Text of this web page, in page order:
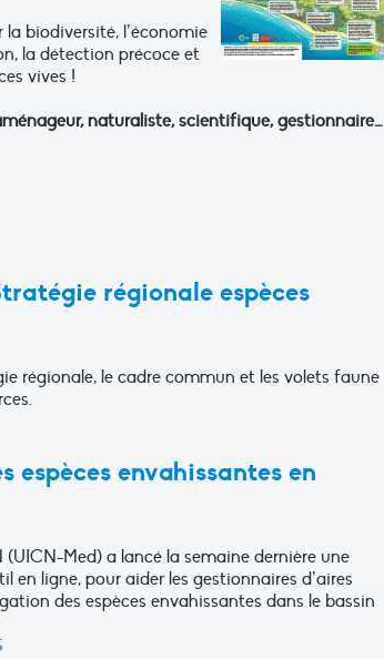
biodiversité, l’économie
la détection précoce et
vives !
naturaliste, scientifique, gestionnaire…
régionale espèces
régionale, le cadre commun et les volets faune
envahissantes en
Med) a lancé la semaine dernière une
ligne, pour aider les gestionnaires d’aires
des espèces envahissantes dans le bassin